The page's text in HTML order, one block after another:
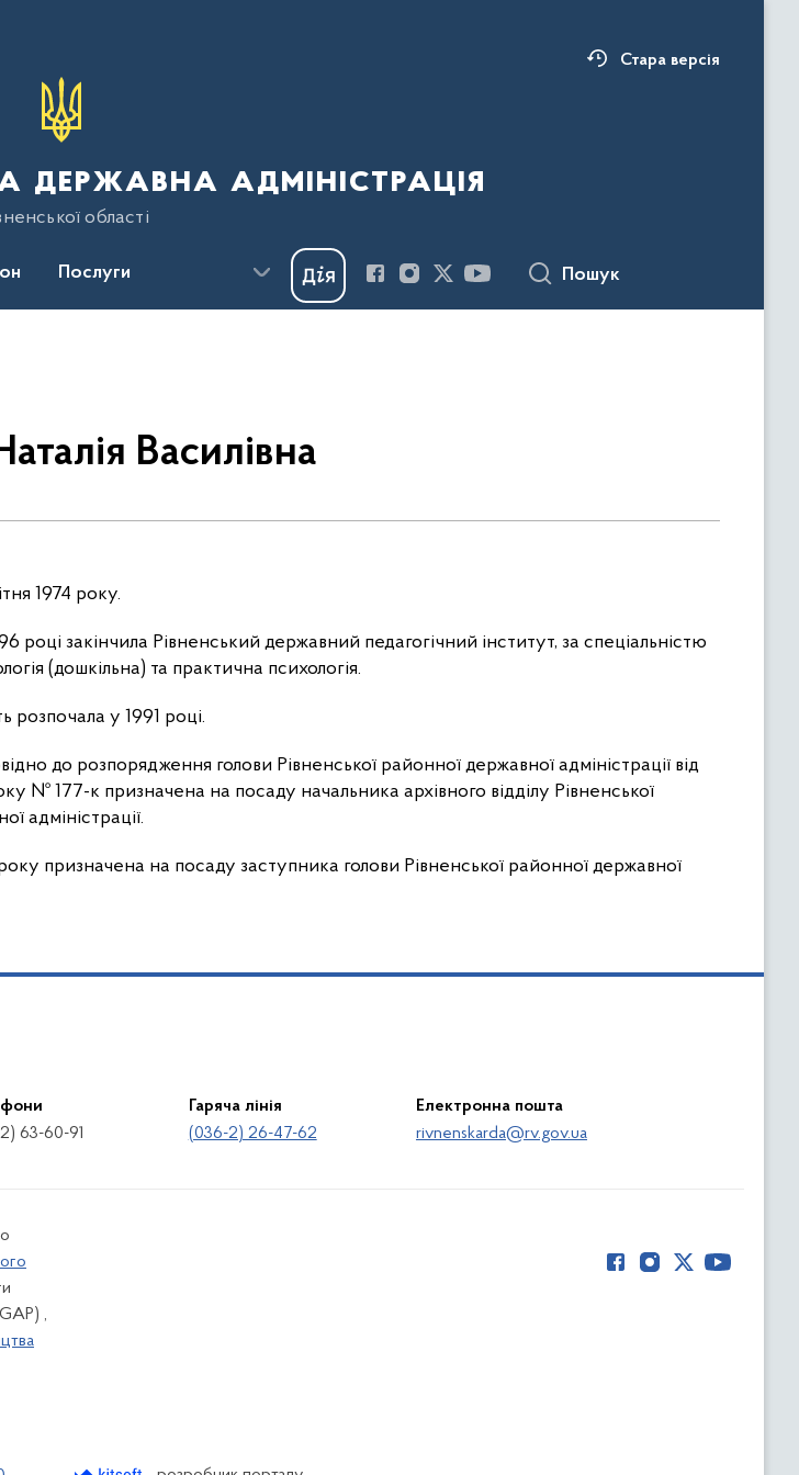
Стара версія
державна адміністрація
області
Послуги Пошук
Василівна
1974 року.
році закінчила Рівненський державний педагогічний інститут, за спеціальністю
(дошкільна) та практична психологія.
розпочала у 1991 році.
до розпорядження голови Рівненської районної державної адміністрації від
№ 177-к призначена на посаду начальника архівного відділу Рівненської
адміністрації.
призначена на посаду заступника голови Рівненської районної державної
63-60-91
Гаряча лінія
(036-2) 26-47-62
Електронна пошта
rivnenskarda@rv.gov.ua
,